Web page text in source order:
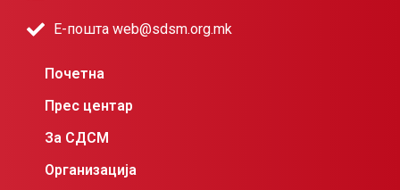
Е-пошта web@sdsm.org.mk
Почетна
Прес центар
За СДСМ
Организација